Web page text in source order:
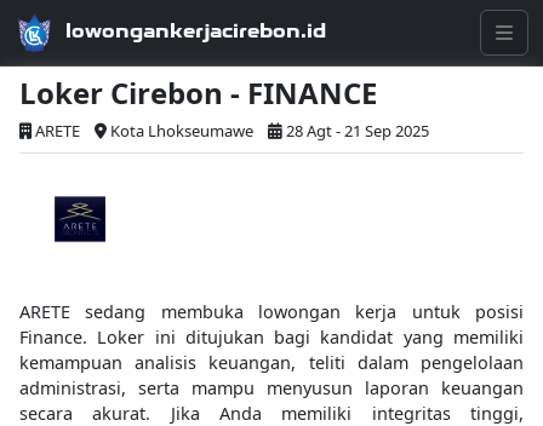
lowongankerjacirebon.id
Loker Cirebon - FINANCE
ARETE Kota Lhokseumawe 28 Agt - 21 Sep 2025
ARETE sedang membuka lowongan kerja untuk posisi
Finance. Loker ini ditujukan bagi kandidat yang memiliki
kemampuan analisis keuangan, teliti dalam pengelolaan
administrasi, serta mampu menyusun laporan keuangan
secara akurat. Jika Anda memiliki integritas tinggi,